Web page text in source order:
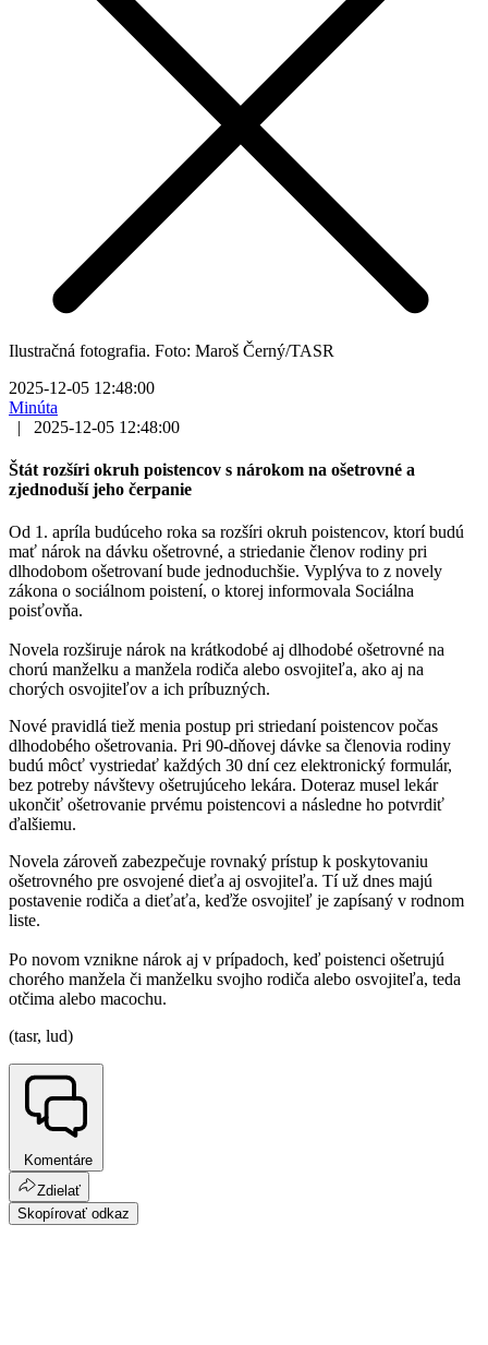
Ilustračná fotografia. Foto: Maroš Černý/TASR
2025-12-05 12:48:00
Minúta
|
2025-12-05 12:48:00
Štát rozšíri okruh poistencov s nárokom na ošetrovné a
zjednoduší jeho čerpanie
Od 1. apríla budúceho roka sa rozšíri okruh poistencov, ktorí budú
mať nárok na dávku ošetrovné, a striedanie členov rodiny pri
dlhodobom ošetrovaní bude jednoduchšie. Vyplýva to z novely
zákona o sociálnom poistení, o ktorej informovala Sociálna
poisťovňa.
Novela rozširuje nárok na krátkodobé aj dlhodobé ošetrovné na
chorú manželku a manžela rodiča alebo osvojiteľa, ako aj na
chorých osvojiteľov a ich príbuzných.
Nové pravidlá tiež menia postup pri striedaní poistencov počas
dlhodobého ošetrovania. Pri 90-dňovej dávke sa členovia rodiny
budú môcť vystriedať každých 30 dní cez elektronický formulár,
bez potreby návštevy ošetrujúceho lekára. Doteraz musel lekár
ukončiť ošetrovanie prvému poistencovi a následne ho potvrdiť
ďalšiemu.
Novela zároveň zabezpečuje rovnaký prístup k poskytovaniu
ošetrovného pre osvojené dieťa aj osvojiteľa. Tí už dnes majú
postavenie rodiča a dieťaťa, keďže osvojiteľ je zapísaný v rodnom
liste.
Po novom vznikne nárok aj v prípadoch, keď poistenci ošetrujú
chorého manžela či manželku svojho rodiča alebo osvojiteľa, teda
otčima alebo macochu.
(tasr, lud)
Komentáre
Zdielať
Skopírovať odkaz